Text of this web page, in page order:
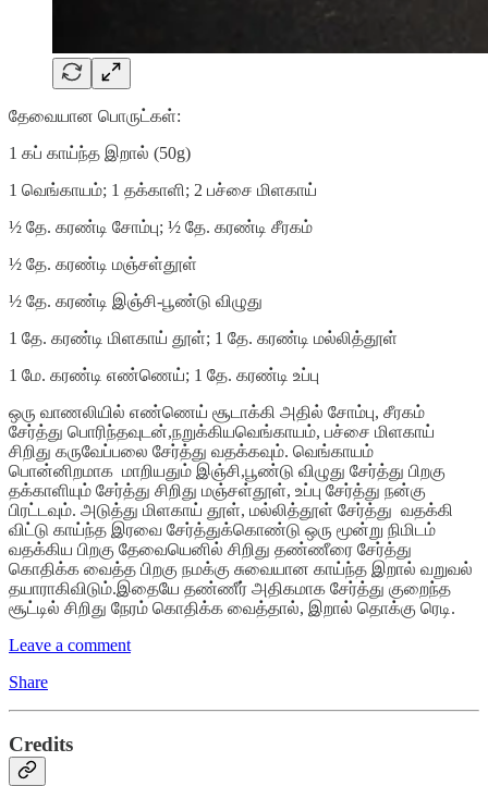
தேவையான பொருட்கள்:
1 கப் காய்ந்த இறால் (50g)
1 வெங்காயம்; 1 தக்காளி; 2 பச்சை மிளகாய்
½ தே. கரண்டி சோம்பு; ½ தே. கரண்டி சீரகம்
½ தே. கரண்டி மஞ்சள்தூள்
½ தே. கரண்டி இஞ்சி-பூண்டு விழுது
1 தே. கரண்டி மிளகாய் தூள்; 1 தே. கரண்டி மல்லித்தூள்
1 மே. கரண்டி எண்ணெய்; 1 தே. கரண்டி உப்பு
ஒரு வாணலியில் எண்ணெய் சூடாக்கி அதில் சோம்பு, சீரகம்
சேர்த்து பொரிந்தவுடன்,நறுக்கியவெங்காயம், பச்சை மிளகாய்
சிறிது கருவேப்பலை சேர்த்து வதக்கவும். வெங்காயம்
பொன்னிறமாக மாறியதும் இஞ்சி,பூண்டு விழுது சேர்த்து பிறகு
தக்காளியும் சேர்த்து சிறிது மஞ்சள்தூள், உப்பு சேர்த்து நன்கு
பிரட்டவும். அடுத்து மிளகாய் தூள், மல்லித்தூள் சேர்த்து வதக்கி
விட்டு காய்ந்த இரவை சேர்த்துக்கொண்டு ஒரு மூன்று நிமிடம்
வதக்கிய பிறகு தேவையெனில் சிறிது தண்ணீரை சேர்த்து
கொதிக்க வைத்த பிறகு நமக்கு சுவையான காய்ந்த இறால் வறுவல்
தயாராகிவிடும்.இதையே தண்ணீர் அதிகமாக சேர்த்து குறைந்த
சூட்டில் சிறிது நேரம் கொதிக்க வைத்தால், இறால் தொக்கு ரெடி.
Leave a comment
Share
Credits